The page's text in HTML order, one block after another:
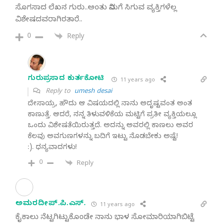
ಸೊಗಸಾದ ಲೆಖನ ಗುರು..ಅಂತು ನಿಮಗೆ ಸಿಗುವ ವ್ಯಕ್ತಿಗಳೆಲ್ಲ
ವಿಶೇಷದವರಾಗಿರತಾರೆ..
0 Reply
ಗುರುಪ್ರಸಾದ ಕುರ್ತಕೋಟಿ 11 years ago
Reply to umesh desai
ದೇಸಾಯ್ರ, ಹೌದು ಆ ವಿಷಯದಲ್ಲಿ ನಾನು ಅದೃಷ್ಟವಂತ ಅಂತ
ಕಾಣುತ್ತೆ. ಆದರೆ, ನನ್ನ ತಿಳುವಳಿಕೆಯ ಮಟ್ಟಿಗೆ ಪ್ರತೀ ವ್ಯಕ್ತಿಯಲ್ಲೂ
ಒಂದು ವಿಶೇಷತೆಯಿರುತ್ತದೆ. ಅದನ್ನು ಅವರಲ್ಲಿ ಕಾಣಲು ಅವರ
ಕೆಲವು ಅವಗುಣಗಳನ್ನು ಬದಿಗೆ ಇಟ್ಟು ನೊಡಬೇಕು ಅಷ್ಟೆ!
:). ಧನ್ಯವಾದಗಳು!
0 Reply
ಅಮರದೀಪ್.ಪಿ.ಎಸ್. 11 years ago
ಕೈಕಾಲು ನೆಟ್ಟಗಿಟ್ಟುಕೊಂಡೇ ನಾನು ಭಾಳ ಸೋಮಾರಿಯಾಗಿಬಿಟ್ಟೆ